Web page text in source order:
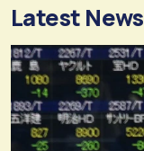
Latest News